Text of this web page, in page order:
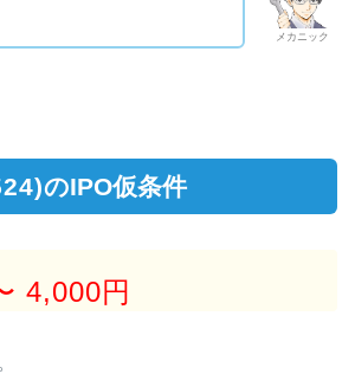
メカニック
のIPO仮条件
4,000円